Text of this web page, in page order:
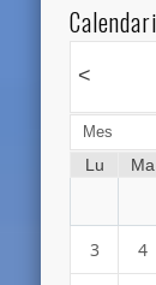
<
Mes
Lu Ma
3 4